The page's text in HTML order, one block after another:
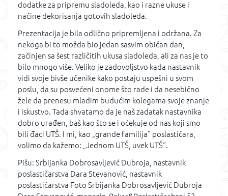
dodatke za pripremu sladoleda, kao i razne ukuse i
načine dekorisanja gotovih sladoleda.
Prezentacija je bila odlično pripremljena i održana. Za
nekoga bi to možda bio jedan sasvim običan dan,
začinjen sa šest različitih ukusa sladoleda, ali za nas je to
bilo mnogo više. Veliko je zadovoljstvo kada nastavnik
vidi svoje bivše učenike kako postaju uspešni u svom
poslu, da su posvećeni onome što rade i da nesebično
žele da prenesu mladim budućim kolegama svoje znanje
i iskustvo. Tada shvatamo da je naš zadatak nastavnika
dobro urađen, baš kao što se i očekuje od nas koji smo
bili đaci UTŠ. I mi, kao „grande familija” poslastičara,
volimo da kažemo: „Jednom UTŠ, uvek UTŠ“.
Pišu: Srbijanka Dobrosavljević Dubroja, nastavnik
poslastičarstva Dara Stevanović, nastavnik
poslastičarstva Foto Srbijanka Dobrosavljević Dubroja